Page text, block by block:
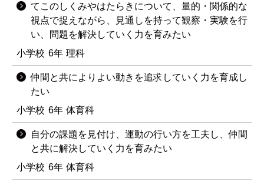
てこのしくみやはたらきについて、量的・関係的な
視点で捉えながら、見通しを持って観察・実験を行
い、問題を解決していく力を育みたい
小学校 6年 理科
仲間と共によりよい動きを追求していく力を育成し
たい
小学校 6年 体育科
自分の課題を見付け、運動の行い方を工夫し、仲間
と共に解決していく力を育みたい
小学校 6年 体育科